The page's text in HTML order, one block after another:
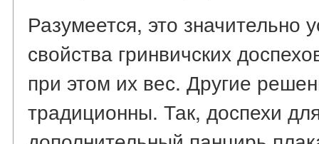
Разумеется, это значительно
свойства гринвичских
при этом их вес. Другие
традиционны. Так, доспехи